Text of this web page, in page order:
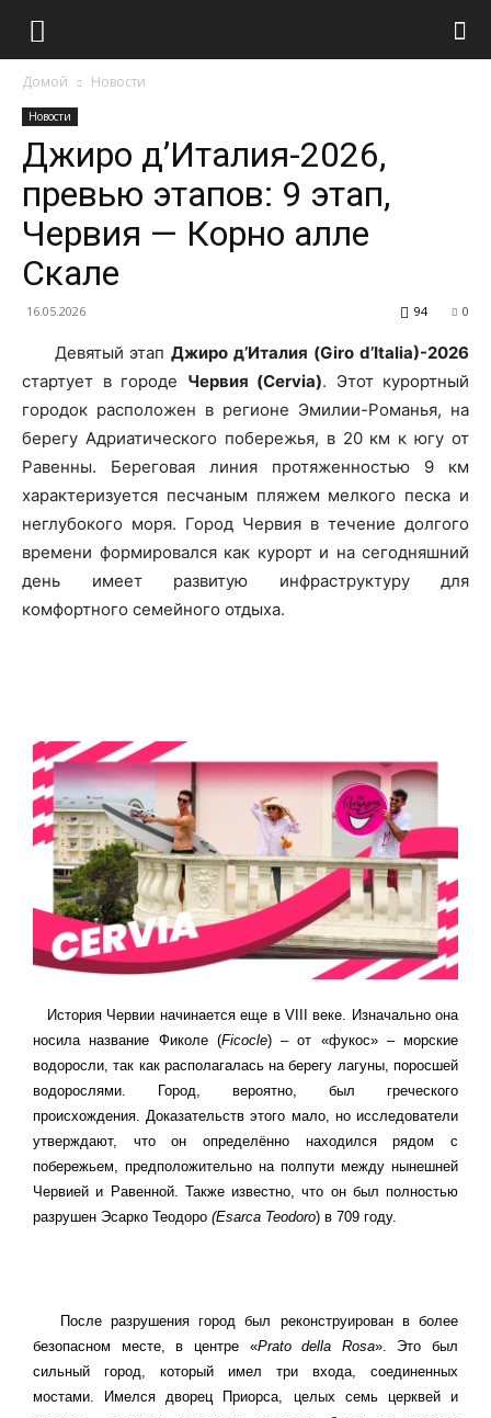
Домой Новости
Новости
Джиро д’Италия-2026,
превью этапов: 9 этап,
Червия — Корно алле
Скале
16.05.2026 0
94
Девятый этапДжиро д’Италия (Giro d’Italia)-2026
стартует в городе Червия (Cervia). Этот курортный
городок расположен в регионе Эмилии-Романья, на
берегу Адриатического побережья, в 20 км к югу от
Равенны. Береговая линия протяженностью 9 км
характеризуется песчаным пляжем мелкого песка и
неглубокого моря. Город Червия в течение долгого
времени формировался как курорт и на сегодняшний
день имеет развитую инфраструктуру для
комфортного семейного отдыха.
История Червии начинается еще в VIII веке. Изначально она
носила название Фиколе (Ficocle) – от «фукос» – морские
водоросли, так как располагалась на берегу лагуны, поросшей
водорослями. Город, вероятно, был греческого
происхождения. Доказательств этого мало, но исследователи
утверждают, что он определённо находился рядом с
побережьем, предположительно на полпути между нынешней
Червией и Равенной. Также известно, что он был полностью
разрушен Эсарко Теодоро (Esarca Teodoro) в 709 году.
После разрушения город был реконструирован в более
безопасном месте, в центре «Prato della Rosa». Это был
сильный город, который имел три входа, соединенных
мостами. Имелся дворец Приорса, целых семь церквей и